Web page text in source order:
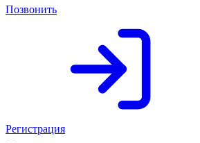
Позвонить
Регистрация